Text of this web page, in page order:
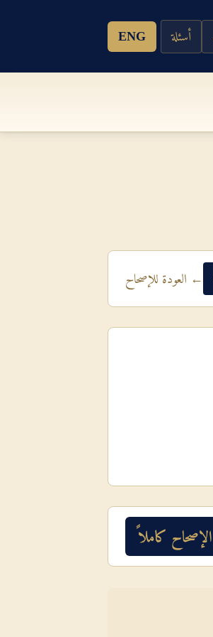
أسئلة ENG
← العودة للإصحاح
كاملاً